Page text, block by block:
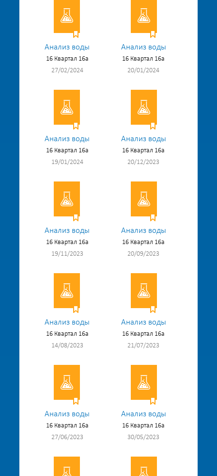
Анализ воды
16 Квартал 16а
27/02/2024
Анализ воды
16 Квартал 16а
20/01/2024
Анализ воды
16 Квартал 16а
19/01/2024
Анализ воды
16 Квартал 16а
20/12/2023
Анализ воды
16 Квартал 16а
19/11/2023
Анализ воды
16 Квартал 16а
20/09/2023
Анализ воды
16 Квартал 16а
14/08/2023
Анализ воды
16 Квартал 16а
21/07/2023
Анализ воды
16 Квартал 16а
27/06/2023
Анализ воды
16 Квартал 16а
30/05/2023